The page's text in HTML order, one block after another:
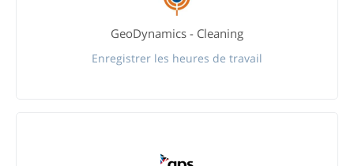
GeoDynamics - Cleaning
Enregistrer les heures de travail